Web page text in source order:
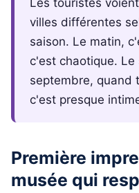
villes différentes
saison. Le matin,
c'est chaotique. Le
septembre, quand
c'est presque
Première
musée qui